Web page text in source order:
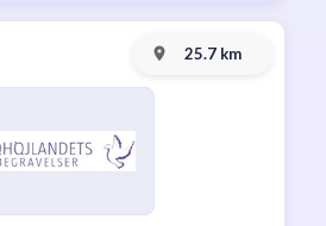
25.7 km